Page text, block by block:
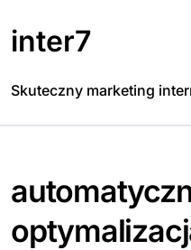
to
content
inter7
Skuteczny marketing